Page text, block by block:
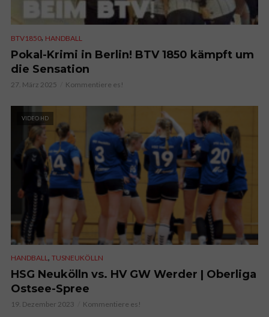
BTV1850, HANDBALL
Pokal-Krimi in Berlin! BTV 1850 kämpft um
die Sensation
27. März 2025 Kommentiere es!
VIDEO HD
HANDBALL, TUSNEUKÖLLN
HSG Neukölln vs. HV GW Werder | Oberliga
Ostsee-Spree
19. Dezember 2023 Kommentiere es!